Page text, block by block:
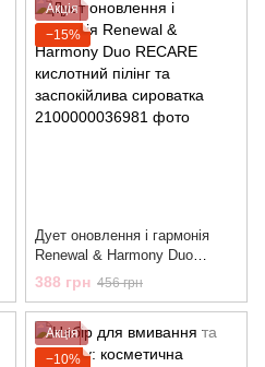
Акція
−15%
Дует оновлення і гармонія
Renewal & Harmony Duo
RECARE кислотний пілінг та
заспокійлива сироватка
388 грн 456 грн
Акція
−10%